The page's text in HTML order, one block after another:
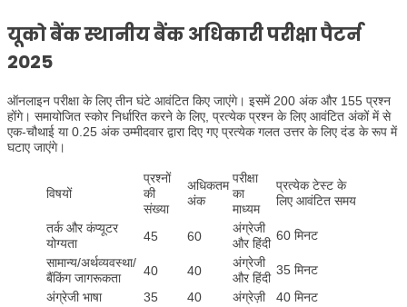
यूको बैंक स्थानीय बैंक अधिकारी परीक्षा पैटर्न
2025
ऑनलाइन परीक्षा के लिए तीन घंटे आवंटित किए जाएंगे। इसमें 200 अंक और 155 प्रश्न
होंगे। समायोजित स्कोर निर्धारित करने के लिए, प्रत्येक प्रश्न के लिए आवंटित अंकों में से
एक-चौथाई या 0.25 अंक उम्मीदवार द्वारा दिए गए प्रत्येक गलत उत्तर के लिए दंड के रूप में
घटाए जाएंगे।
विषयों
प्रश्नों
की
संख्या
अधिकतम
अंक
परीक्षा
का
माध्यम
प्रत्येक टेस्ट के
लिए आवंटित समय
तर्क और कंप्यूटर
योग्यता
45 60
अंग्रेजी
और हिंदी
60 मिनट
सामान्य/अर्थव्यवस्था/
बैंकिंग जागरूकता
40 40
अंग्रेजी
और हिंदी
35 मिनट
अंग्रेजी भाषा
35 40 अंग्रेज़ी
40 मिनट